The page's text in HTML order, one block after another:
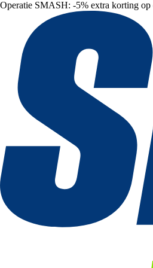
Operatie SMASH: -5% extra korting op